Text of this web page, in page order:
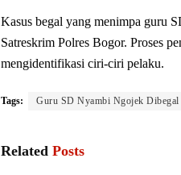
Kasus begal yang menimpa guru
Satreskrim Polres Bogor. Proses
mengidentifikasi ciri-ciri pelaku.
Tags: Guru SD Nyambi Ngojek Dibegal
Related Posts